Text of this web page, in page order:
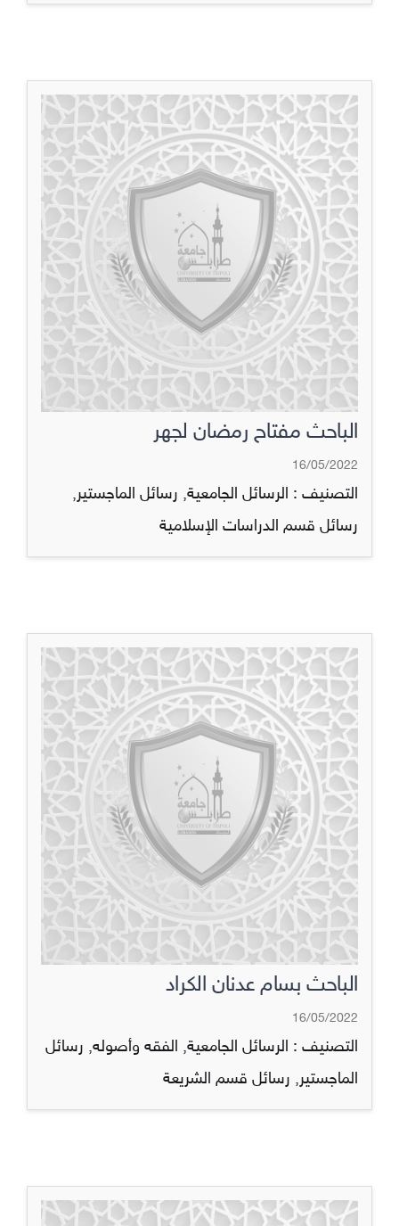
الباحث مفتاح رمضان لجهر
16/05/2022
التصنيف : الرسائل الجامعية, رسائل الماجستير,
رسائل قسم الدراسات الإسلامية
الباحث بسام عدنان الكراد
16/05/2022
التصنيف : الرسائل الجامعية, الفقه وأصوله, رسائل
الماجستير, رسائل قسم الشريعة